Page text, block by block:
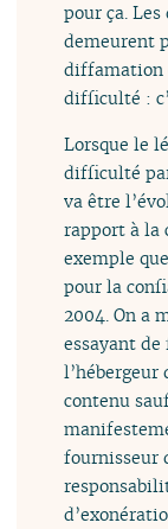
pour ça.
demeurent
diffamation
difficulté :
Lorsque le
difficulté
va être
rapport à la
exemple
pour la
2004. On a
essayant
l’hébergeur
contenu
fournisseur